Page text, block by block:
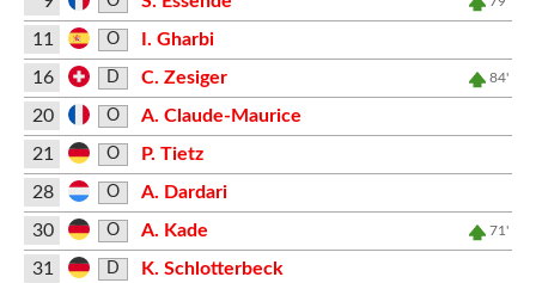
11 O
I. Gharbi
16
D C. Zesiger 84'
20 O
A. Claude-Maurice
21
O
P. Tietz
28
O
A. Dardari
30
O A. Kade 71'
31 D K. Schlotterbeck